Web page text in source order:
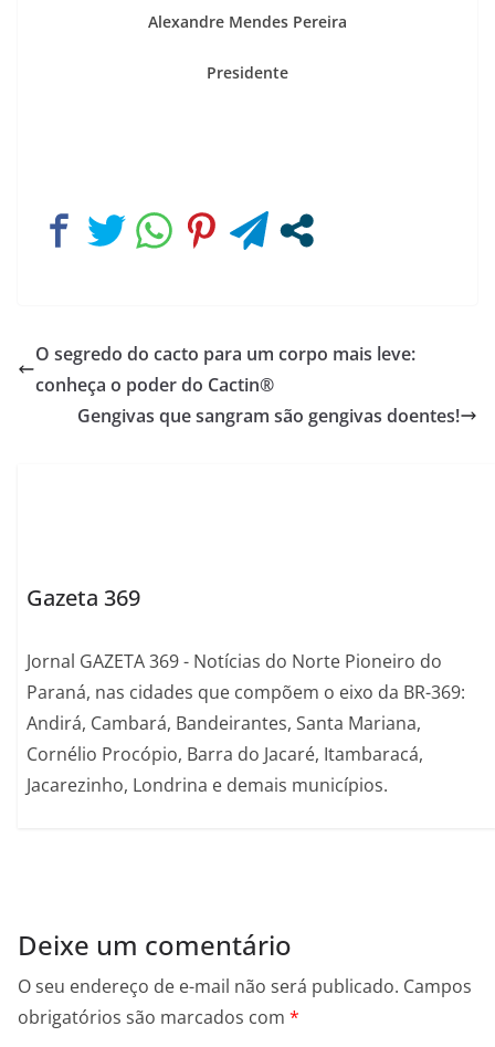
Alexandre Mendes Pereira
Presidente
O segredo do cacto para um corpo mais leve:
conheça o poder do Cactin®
Gengivas que sangram são gengivas doentes!
Gazeta 369
Jornal GAZETA 369 - Notícias do Norte Pioneiro do
Paraná, nas cidades que compõem o eixo da BR-369:
Andirá, Cambará, Bandeirantes, Santa Mariana,
Cornélio Procópio, Barra do Jacaré, Itambaracá,
Jacarezinho, Londrina e demais municípios.
Deixe um comentário
O seu endereço de e-mail não será publicado. Campos
obrigatórios são marcados com *